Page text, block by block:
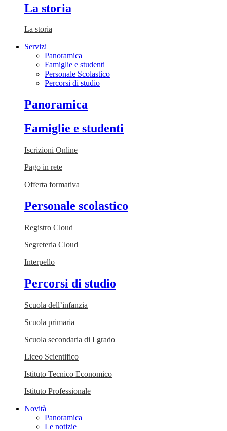
La storia
La storia
Servizi
Panoramica
Famiglie e studenti
Personale Scolastico
Percorsi di studio
Panoramica
Famiglie e studenti
Iscrizioni Online
Pago in rete
Offerta formativa
Personale scolastico
Registro Cloud
Segreteria Cloud
Interpello
Percorsi di studio
Scuola dell’infanzia
Scuola primaria
Scuola secondaria di I grado
Liceo Scientifico
Istituto Tecnico Economico
Istituto Professionale
Novità
Panoramica
Le notizie